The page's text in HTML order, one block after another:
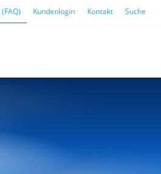
Kundenlogin Kontakt Suche